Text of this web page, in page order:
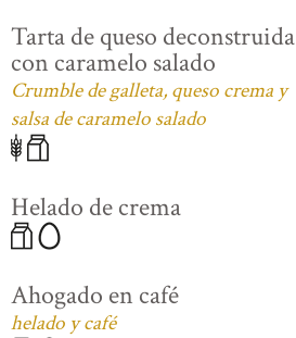
Tarta de queso deconstruida
con caramelo salado
Crumble de galleta, queso crema y
salsa de caramelo salado
Helado de crema
Ahogado en café
helado y café